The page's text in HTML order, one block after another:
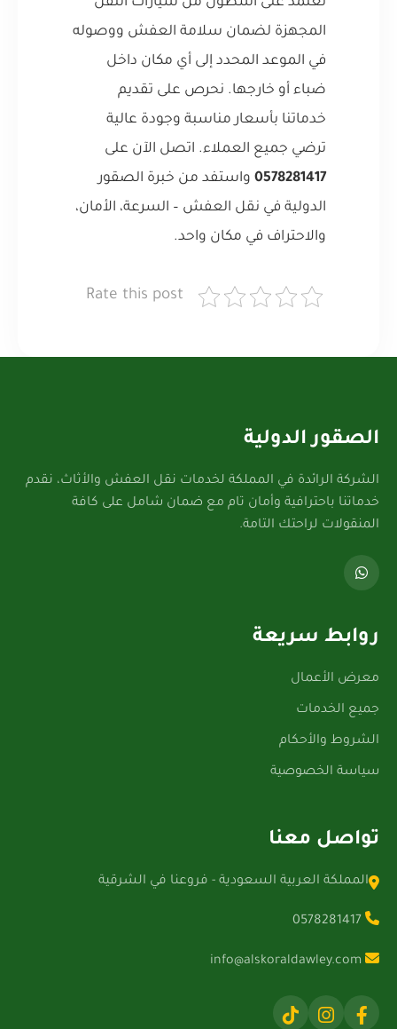
نعتمد على أسطول من سيارات النقل
المجهزة لضمان سلامة العفش ووصوله
في الموعد المحدد إلى أي مكان داخل
ضباء أو خارجها. نحرص على تقديم
خدماتنا بأسعار مناسبة وجودة عالية
ترضي جميع العملاء. اتصل الآن على
0578281417 واستفد من خبرة الصقور
الدولية في نقل العفش – السرعة، الأمان،
والاحتراف في مكان واحد.
Rate this post
الصقور الدولية
الشركة الرائدة في المملكة لخدمات نقل العفش والأثاث، نقدم
خدماتنا باحترافية وأمان تام مع ضمان شامل على كافة
المنقولات لراحتك التامة.
روابط سريعة
معرض الأعمال
جميع الخدمات
الشروط والأحكام
سياسة الخصوصية
تواصل معنا
المملكة العربية السعودية - فروعنا في الشرقية